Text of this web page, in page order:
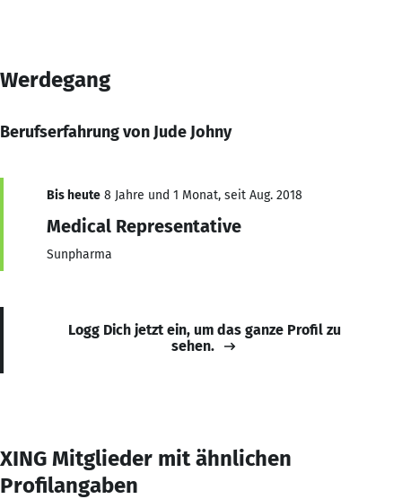
Werdegang
Berufserfahrung von Jude Johny
Bis heute 8 Jahre und 1 Monat, seit Aug. 2018
Medical Representative
Sunpharma
Logg Dich jetzt ein, um das ganze Profil zu
sehen.
XING Mitglieder mit ähnlichen
Profilangaben